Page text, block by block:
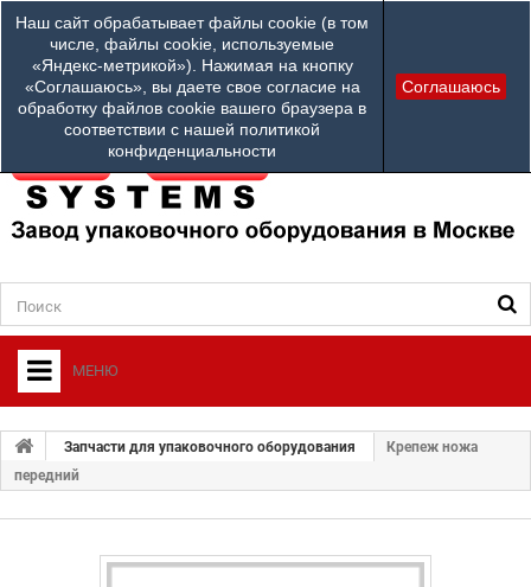
Наш сайт обрабатывает файлы cookie (в том
числе, файлы cookie, используемые
«Яндекс-метрикой»). Нажимая на кнопку
«Соглашаюсь», вы даете свое согласие на
обработку файлов cookie вашего браузера в
соответствии с нашей политикой
конфиденциальности
Соглашаюсь
Наши телефоны:
84952312100
Ваш город: Другой город
МЕНЮ
+
О ФИРМЕ
+
УПАКОВОЧНОЕ ОБОРУДОВАНИЕ
Запчасти для упаковочного оборудования
Крепеж ножа
передний